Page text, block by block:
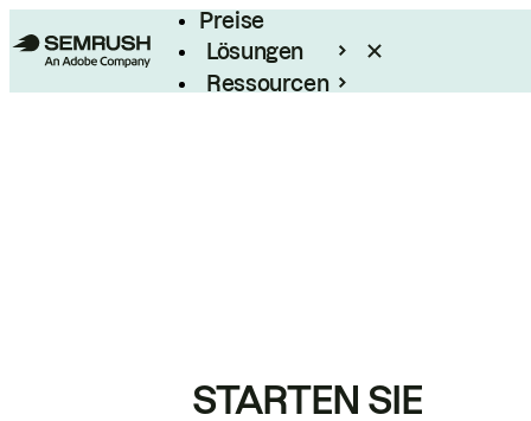
Preise
Lösungen
Ressourcen
STARTEN SIE